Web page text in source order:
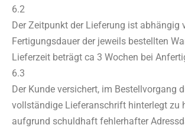
6.2
Der Zeitpunkt der Lieferung ist abhängig
Fertigungsdauer der jeweils bestellten
Lieferzeit beträgt ca 3 Wochen bei
6.3
Der Kunde versichert, im Bestellvorgang
vollständige Lieferanschrift hinterlegt zu
aufgrund schuldhaft fehlerhafter